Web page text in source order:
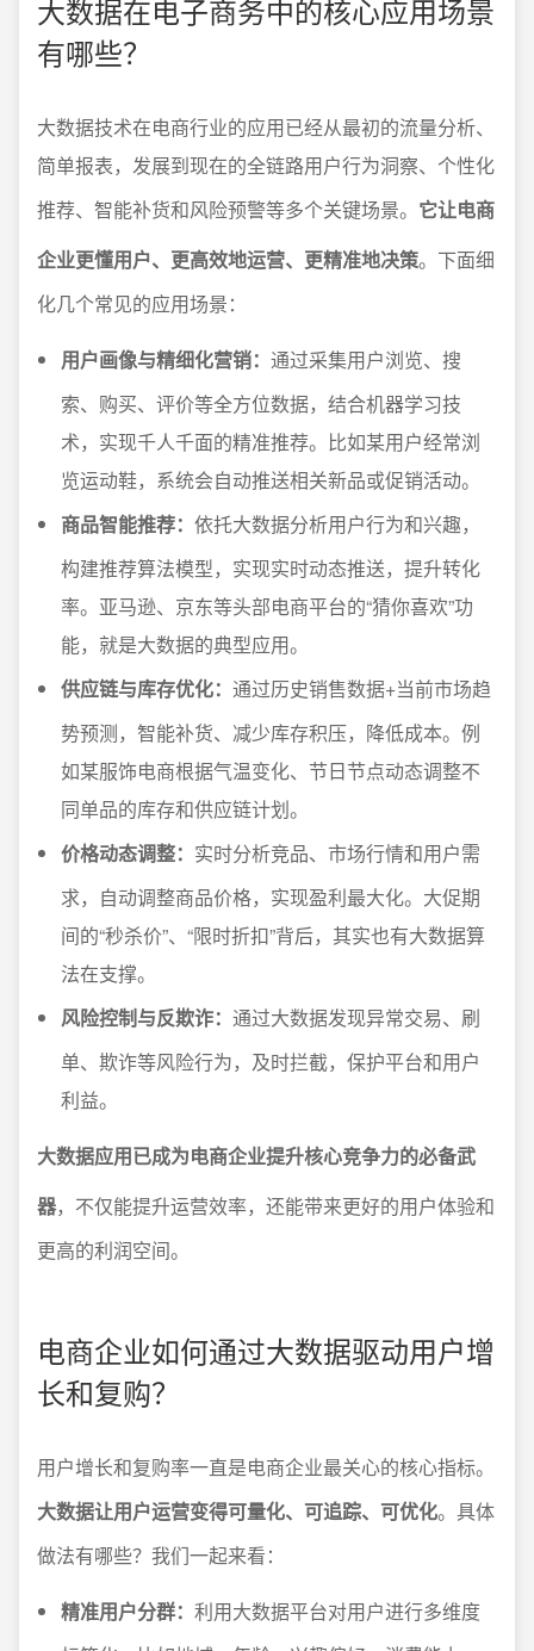
大数据在电子商务中的核心应用场景
有哪些？
大数据技术在电商行业的应用已经从最初的流量分析、
简单报表，发展到现在的全链路用户行为洞察、个性化
推荐、智能补货和风险预警等多个关键场景。 它让电商
企业更懂用户、更高效地运营、更精准地决策。下面细
化几个常见的应用场景：
用户画像与精细化营销： 通过采集用户浏览、搜
索、购买、评价等全方位数据，结合机器学习技
术，实现千人千面的精准推荐。比如某用户经常浏
览运动鞋，系统会自动推送相关新品或促销活动。
商品智能推荐： 依托大数据分析用户行为和兴趣，
构建推荐算法模型，实现实时动态推送，提升转化
率。亚马逊、京东等头部电商平台的“猜你喜欢”功
能，就是大数据的典型应用。
供应链与库存优化： 通过历史销售数据+当前市场趋
势预测，智能补货、减少库存积压，降低成本。例
如某服饰电商根据气温变化、节日节点动态调整不
同单品的库存和供应链计划。
价格动态调整： 实时分析竞品、市场行情和用户需
求，自动调整商品价格，实现盈利最大化。大促期
间的“秒杀价”、“限时折扣”背后，其实也有大数据算
法在支撑。
风险控制与反欺诈： 通过大数据发现异常交易、刷
单、欺诈等风险行为，及时拦截，保护平台和用户
利益。
大数据应用已成为电商企业提升核心竞争力的必备武
器，不仅能提升运营效率，还能带来更好的用户体验和
更高的利润空间。
电商企业如何通过大数据驱动用户增
长和复购？
用户增长和复购率一直是电商企业最关心的核心指标。
大数据让用户运营变得可量化、可追踪、可优化。具体
做法有哪些？我们一起来看：
精准用户分群： 利用大数据平台对用户进行多维度